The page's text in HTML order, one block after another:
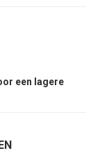
een lagere